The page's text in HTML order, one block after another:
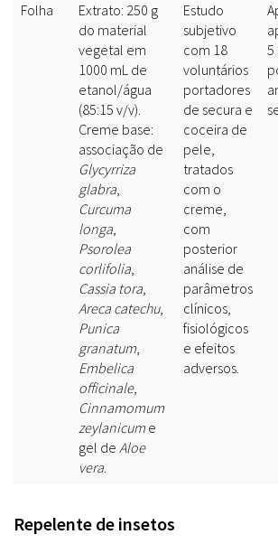
Folha
Extrato: 250 g
do material
vegetal em
1000 mL de
etanol/água
(85:15 v/v).
Creme base:
associação de
Glycyrriza
glabra,
Curcuma
longa,
Psorolea
corlifolia,
Cassia tora,
Areca catechu,
Punica
granatum,
Embelica
officinale,
Cinnamomum
zeylanicum e
gel de Aloe
vera.
Estudo
subjetivo
com 18
voluntários
portadores
de secura e
coceira de
pele,
tratados
com o
creme,
com
posterior
análise de
parâmetros
clínicos,
fisiológicos
e efeitos
adversos.
5
Repelente de insetos